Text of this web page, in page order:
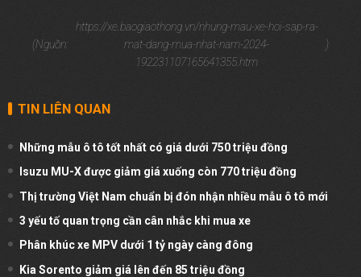
(Nguồn:
https://xe.baogiaothong.vn/nhung-mau-xe-hoi-sap-ra-
mat-dang-mua-nhat-nam-2024-
192231107165641355.htm
TIN LIÊN QUAN
Những mẫu ô tô tốt nhất có giá dưới 750 triệu đồng
Isuzu MU-X được giảm giá xuống còn 770 triệu đồng
Thị trường Việt Nam chuẩn bị đón nhận nhiều mẫu ô tô mới
3 yếu tố quan trọng cần cân nhắc khi mua xe
Phân khúc xe MPV dưới 1 tỷ ngày càng đông
Kia Sorento giảm giá lên đến 85 triệu đồng